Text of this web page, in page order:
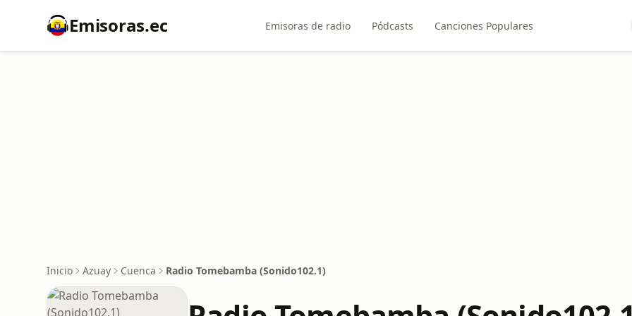
Emisoras.ec Emisoras de radio Pódcasts Canciones Populares
Inicio Azuay Cuenca Radio Tomebamba (Sonido102.1)